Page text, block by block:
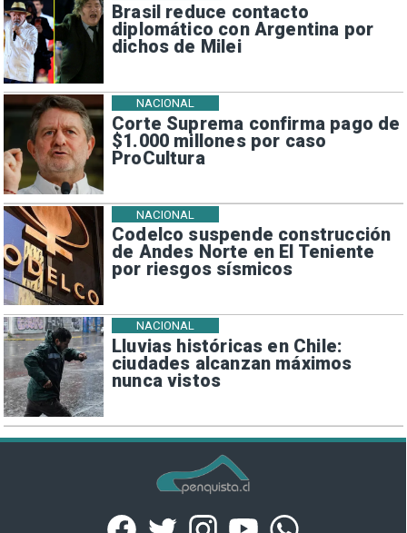
Brasil reduce contacto
diplomático con Argentina por
dichos de Milei
Corte Suprema confirma pago de
$1.000 millones por caso
ProCultura
NACIONAL
Codelco suspende construcción
de Andes Norte en El Teniente
por riesgos sísmicos
NACIONAL
Lluvias históricas en Chile:
ciudades alcanzan máximos
nunca vistos
NACIONAL